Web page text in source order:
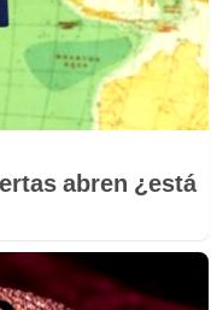
abren ¿está